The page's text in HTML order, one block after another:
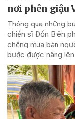
nơi phên giậu
Thông qua những
chiến sĩ Đồn Biên
chống mua bán
bước được nâng